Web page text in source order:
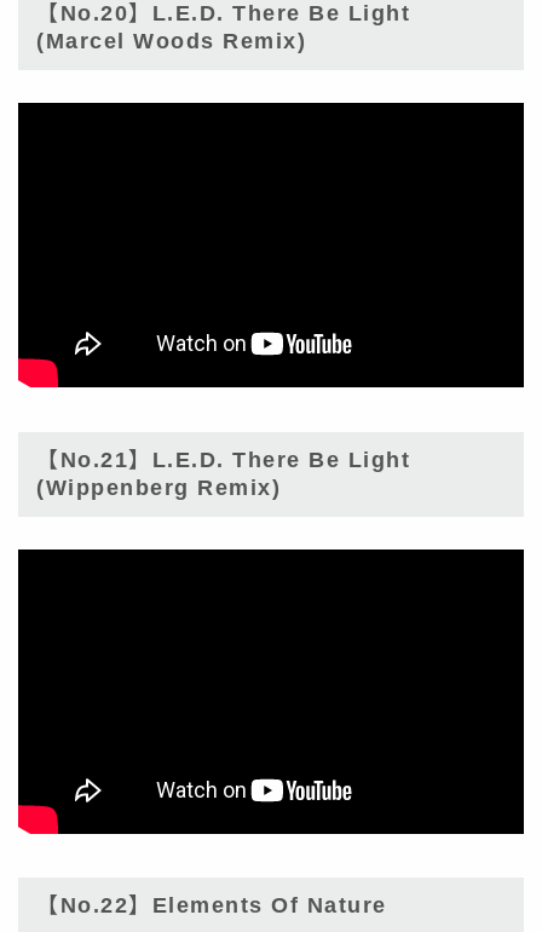
【No.20】L.E.D. There Be Light
(Marcel Woods Remix)
【No.21】L.E.D. There Be Light
(Wippenberg Remix)
【No.22】Elements Of Nature